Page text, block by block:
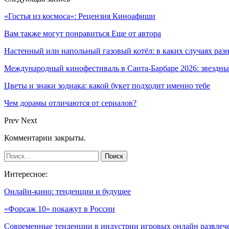
«Гостья из космоса»: Рецензия Киноафиши
Вам также могут понравиться Еще от автора
Настенный или напольный газовый котёл: в каких случаях
Международный кинофестиваль в Санта-Барбаре 2026:
Цветы и знаки зодиака: какой букет подходит именно тебе
Чем дорамы отличаются от сериалов?
Prev Next
Комментарии закрыты.
Интересное:
Онлайн-кино: тенденции и будущее
«Форсаж 10» покажут в России
Современные тенденции в индустрии игровых онлайн